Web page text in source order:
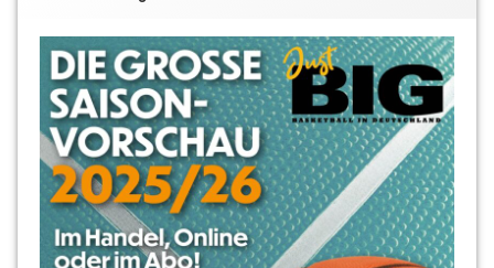
Mert
Basar
Milan
Pesic
Treml